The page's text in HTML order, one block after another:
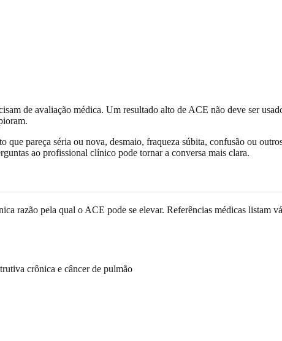
de avaliação médica. Um resultado alto de ACE não deve ser
pareça séria ou nova, desmaio, fraqueza súbita, confusão ou
ao profissional clínico pode tornar a conversa mais clara.
razão pela qual o ACE pode se elevar. Referências médicas listam
crônica e câncer de pulmão